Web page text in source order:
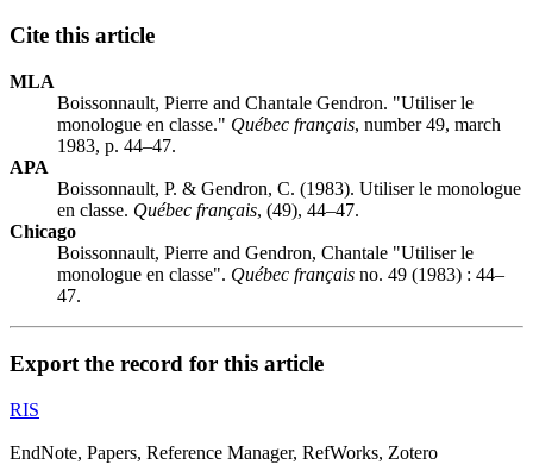
Cite this article
MLA
Boissonnault, Pierre and Chantale Gendron. "Utiliser le
monologue en classe." Québec français, number 49, march
1983, p. 44–47.
APA
Boissonnault, P. & Gendron, C. (1983). Utiliser le monologue
en classe. Québec français, (49), 44–47.
Chicago
Boissonnault, Pierre and Gendron, Chantale "Utiliser le
monologue en classe". Québec français no. 49 (1983) : 44–
47.
Export the record for this article
RIS
EndNote, Papers, Reference Manager, RefWorks, Zotero